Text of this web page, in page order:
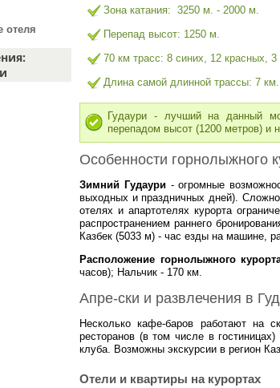
Зона катания: 3250 м. - 2000 м.
Перепад высот: 1250 м.
70 км трасс: 8 синих, 12 красных,
Длина самой длинной трассы: 7 км.
Гудаури - лучший на данный
перепадом высот (1200 метров) и
Особенности горнолыжного
Зимний Гудаури- огромные
выходных и праздничных дней).
отелях и апартотелях курорта
распространением раннего
Казбек (5033 м) - час езды на машине,
Расположение горнолыжного
часов); Нальчик - 170 км.
Апре-ски и развлечения в
Несколько кафе-баров работают на
ресторанов (в том числе в
клуба. Возможны экскурсии в регион
Отели и квартиры на курортах
отеля